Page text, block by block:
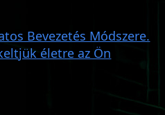
Bevezetés Módszere.
életre az Ön